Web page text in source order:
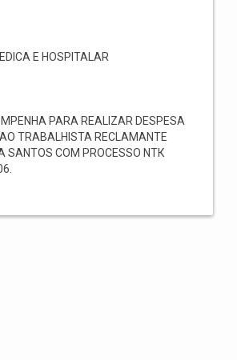
E HOSPITALAR
PARA REALIZAR DESPESA
TRABALHISTA RECLAMANTE
SANTOS COM PROCESSO NТК